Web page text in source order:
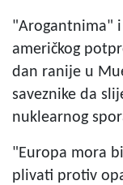
"Arogantnima"
američkog
dan ranije u
saveznike da
nuklearnog
"Europa mora
plivati protiv